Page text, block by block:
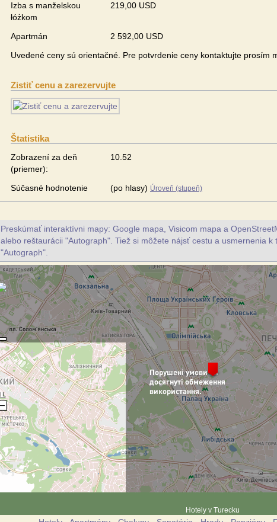
Izba s manželskou
łóżkom
219,00 USD
Apartmán
2 592,00 USD
Uvedené ceny sú orientačné. Pre potvrdenie ceny kontaktujte prosím
Zistiť cenu a zarezervujte
Štatistika
Zobrazení za deň
(priemer):
10.52
Súčasné hodnotenie (po hlasy) Úroveň (stupeň)
Preskúmať interaktívni mapy: Google mapa, Visicom mapa a
alebo reštaurácii "Autograph". Tiež si môžete nájsť cestu a usmernenia k
"Autograph".
Hotely v Turecku